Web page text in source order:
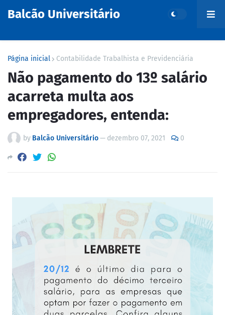
Balcão Universitário
Página inicial Contabilidade Trabalhista e Previdenciária
Não pagamento do 13º salário
acarreta multa aos
empregadores, entenda:
by Balcão Universitário— dezembro 07, 2021 0